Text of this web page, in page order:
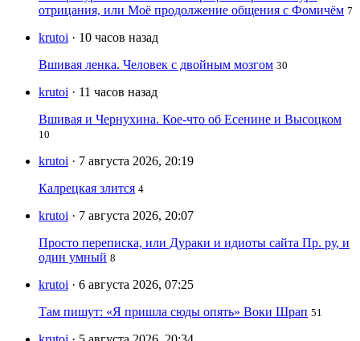
отрицания, или Моё продолжение общения с Фомичём 7
krutoi · 10 часов назад
Вшивая ленка. Человек с двойным мозгом 30
krutoi · 11 часов назад
Вшивая и Чернухина. Кое-что об Есенине и Высоцком
10
krutoi · 7 августа 2026, 20:19
Калрецкая злится 4
krutoi · 7 августа 2026, 20:07
Просто переписка, или Дураки и идиоты сайта Пр. ру, и
один умный 8
krutoi · 6 августа 2026, 07:25
Там пишут: «Я пришла сюды опять» Воки Шрап 51